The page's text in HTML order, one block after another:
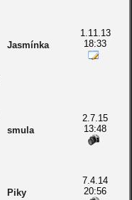
Jasmínka
1.11.13
18:33
smula
2.7.15
13:48
Piky
7.4.14
20:56